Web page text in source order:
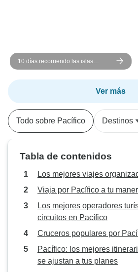
10 días recorriendo las islas
Galápagos | Excursiones diarias en
grupos reducidos
Ver más
Todo sobre Pacífico Destinos
Tabla de contenidos
Los mejores viajes
Viaja por Pacífico a tu
Los mejores operadores
circuitos en Pacífico
Cruceros populares por
Pacífico: los mejores
se ajustan a tus planes